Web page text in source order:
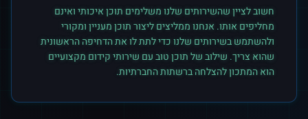
חשוב לציין שהשירותים שלנו משלימים תוכן איכותי ואינם
מחליפים אותו. אנחנו ממליצים ליצור תוכן מעניין ומקורי
ולהשתמש בשירותים שלנו כדי לתת לו את הדחיפה הראשונית
שהוא צריך. שילוב של תוכן טוב עם שירותי קידום מקצועיים
הוא המתכון להצלחה ברשתות החברתיות.